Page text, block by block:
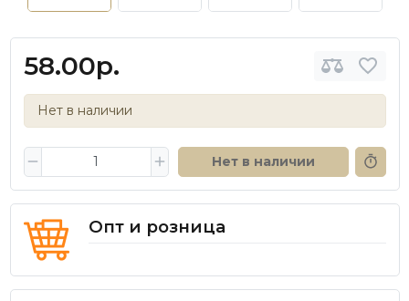
58.00р.
Нет в наличии
Нет в наличии
Опт и розница